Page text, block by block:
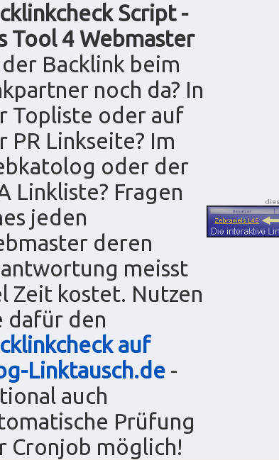
Script -
Tool 4 Webmaster
Backlink beim
noch da? In
Topliste oder auf
PR Linkseite? Im
oder der
Linkliste? Fragen
jeden
deren
meisst
Zeit kostet. Nutzen
dafür den
auf
Linktausch.de -
auch
Prüfung
Cronjob möglich!